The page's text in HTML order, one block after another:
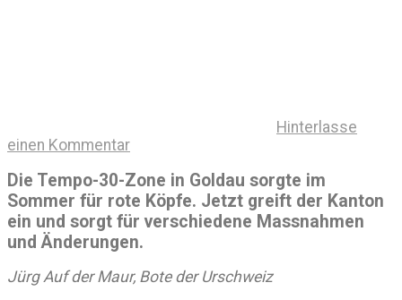
Hinterlasse
einen Kommentar
Die Tempo-30-Zone in Goldau sorgte im
Sommer für rote Köpfe. Jetzt greift der Kanton
ein und sorgt für verschiedene Massnahmen
und Änderungen.
Jürg Auf der Maur, Bote der Urschweiz